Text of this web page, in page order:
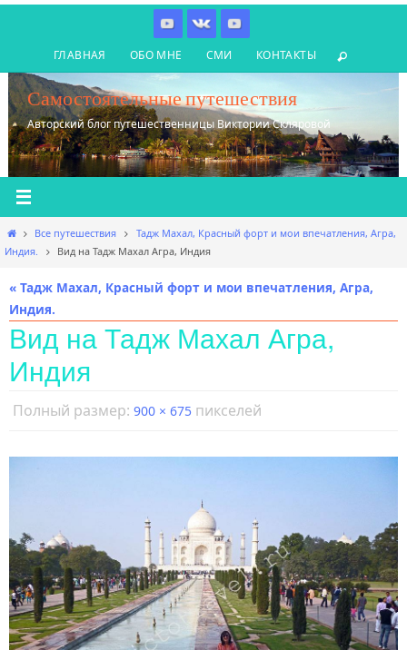
содержимому
ГЛАВНАЯ ОБО МНЕ СМИ КОНТАКТЫ
Самостоятельные путешествия
Авторский блог путешественницы Виктории Скляровой
Главная
Все путешествия
Тадж Махал, Красный форт и мои впечатления, Агра,
Индия.
Вид на Тадж Махал Агра, Индия
« Тадж Махал, Красный форт и мои впечатления, Агра,
Индия.
Вид на Тадж Махал Агра,
Индия
Полный размер: 900 × 675 пикселей